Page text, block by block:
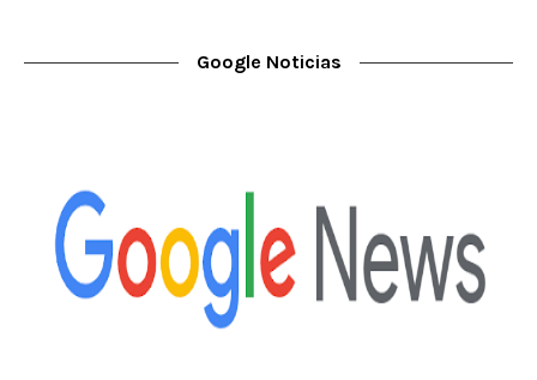
Google Noticias